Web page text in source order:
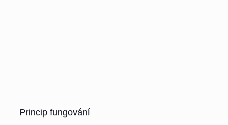
Princip fungování